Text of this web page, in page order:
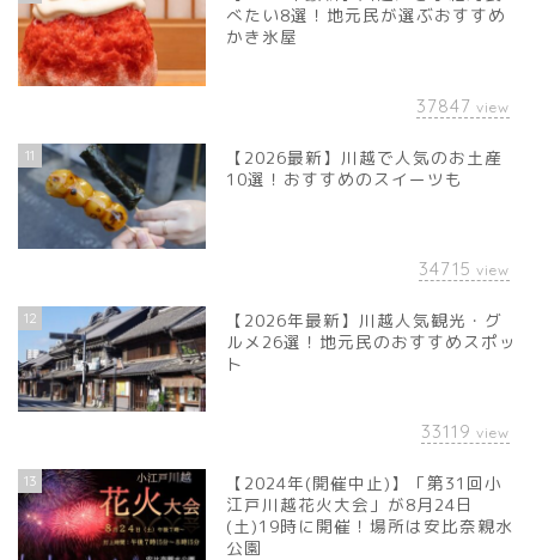
べたい8選！地元民が選ぶおすすめ
かき氷屋
37847 view
11
【2026最新】川越で人気のお土産
10選！おすすめのスイーツも
34715 view
12
【2026年最新】川越人気観光・グ
ルメ26選！地元民のおすすめスポッ
ト
33119 view
13
【2024年(開催中止)】「第31回小
江戸川越花火大会」が8月24日
(土)19時に開催！場所は安比奈親水
公園